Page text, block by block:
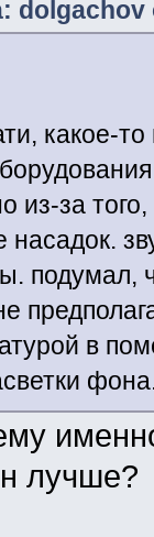
dolgachov
какое-
из-за
насадок.
подумал,
в
лучше?